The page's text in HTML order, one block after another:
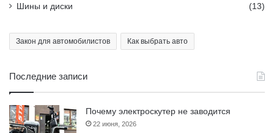
Шины и диски (13)
Закон для автомобилистов Как выбрать авто
Последние записи
Почему электроскутер не заводится
22 июня, 2026